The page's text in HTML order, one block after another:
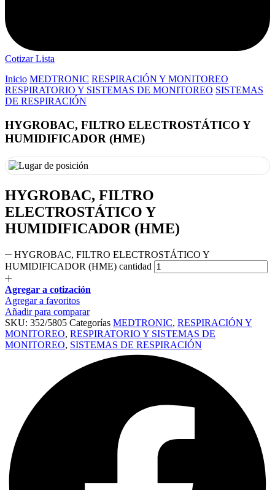
Cotizar Lista
Inicio MEDTRONIC RESPIRACIÓN Y MONITOREO
RESPIRATORIO Y SISTEMAS DE MONITOREO SISTEMAS
DE RESPIRACIÓN
HYGROBAC, FILTRO ELECTROSTÁTICO Y
HUMIDIFICADOR (HME)
HYGROBAC, FILTRO
ELECTROSTÁTICO Y
HUMIDIFICADOR (HME)
HYGROBAC, FILTRO ELECTROSTÁTICO Y
HUMIDIFICADOR (HME) cantidad
Agregar a cotización
Agregar a favoritos
Añadir para comparar
SKU: 352/5805 Categorías MEDTRONIC, RESPIRACIÓN Y
MONITOREO, RESPIRATORIO Y SISTEMAS DE
MONITOREO, SISTEMAS DE RESPIRACIÓN